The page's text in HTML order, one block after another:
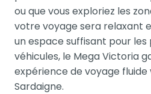
ou que vous exploriez les
votre voyage sera relaxant
un espace suffisant pour les
véhicules, le Mega Victoria
expérience de voyage
Sardaigne.